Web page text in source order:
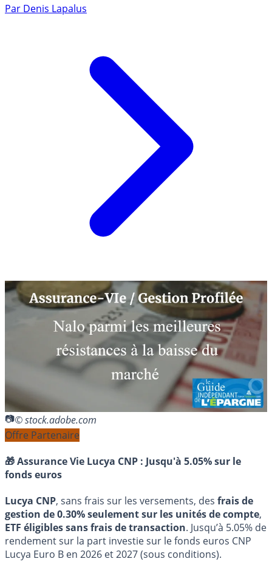
Par Denis Lapalus
© stock.adobe.com
Offre Partenaire
🎁 Assurance Vie Lucya CNP : Jusqu'à 5.05% sur le
fonds euros
Lucya CNP, sans frais sur les versements, des frais de
gestion de 0.30% seulement sur les unités de compte,
ETF éligibles sans frais de transaction. Jusqu’à 5.05% de
rendement sur la part investie sur le fonds euros CNP
Lucya Euro B en 2026 et 2027 (sous conditions).